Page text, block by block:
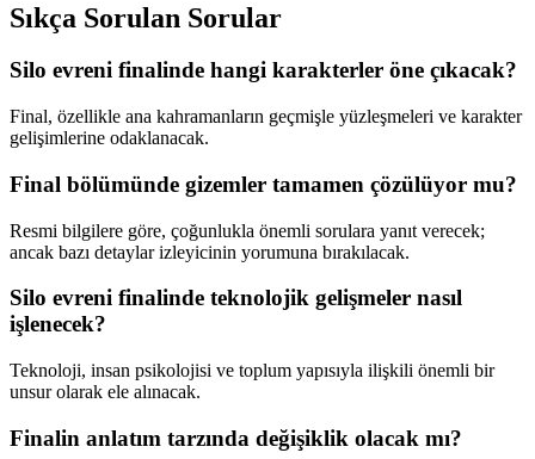
Sıkça Sorulan Sorular
Silo evreni finalinde hangi karakterler öne çıkacak?
Final, özellikle ana kahramanların geçmişle yüzleşmeleri ve karakter
gelişimlerine odaklanacak.
Final bölümünde gizemler tamamen çözülüyor mu?
Resmi bilgilere göre, çoğunlukla önemli sorulara yanıt verecek;
ancak bazı detaylar izleyicinin yorumuna bırakılacak.
Silo evreni finalinde teknolojik gelişmeler nasıl
işlenecek?
Teknoloji, insan psikolojisi ve toplum yapısıyla ilişkili önemli bir
unsur olarak ele alınacak.
Finalin anlatım tarzında değişiklik olacak mı?